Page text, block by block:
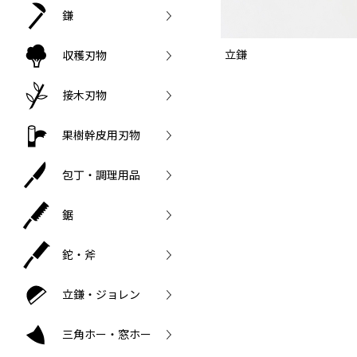
鎌
収穫刃物
接木刃物
果樹幹皮用刃物
包丁・調理用品
鋸
鉈・斧
立鎌・ジョレン
三角ホー・窓ホー
立鎌